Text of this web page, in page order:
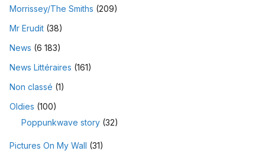
Morrissey/The Smiths (209)
Mr Erudit (38)
News (6 183)
News Littéraires (161)
Non classé (1)
Oldies (100)
Poppunkwave story (32)
Pictures On My Wall (31)